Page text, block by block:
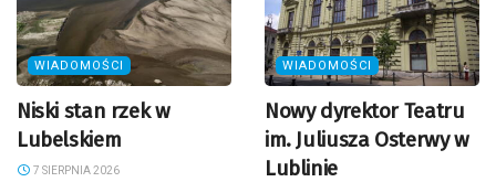
WIADOMOŚCI
Niski stan rzek w
Lubelskiem
7 SIERPNIA 2026
WIADOMOŚCI
Nowy dyrektor Teatru
im. Juliusza Osterwy w
Lublinie